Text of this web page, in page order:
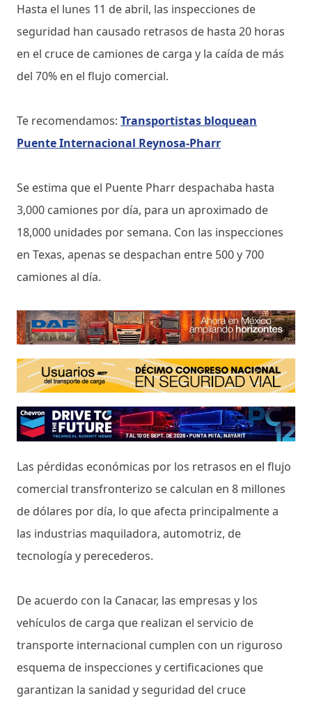
Hasta el lunes 11 de abril, las inspecciones de
seguridad han causado retrasos de hasta 20 horas
en el cruce de camiones de carga y la caída de más
del 70% en el flujo comercial.
Te recomendamos: Transportistas bloquean
Puente Internacional Reynosa-Pharr
Se estima que el Puente Pharr despachaba hasta
3,000 camiones por día, para un aproximado de
18,000 unidades por semana. Con las inspecciones
en Texas, apenas se despachan entre 500 y 700
camiones al día.
Las pérdidas económicas por los retrasos en el flujo
comercial transfronterizo se calculan en 8 millones
de dólares por día, lo que afecta principalmente a
las industrias maquiladora, automotriz, de
tecnología y perecederos.
De acuerdo con la Canacar, las empresas y los
vehículos de carga que realizan el servicio de
transporte internacional cumplen con un riguroso
esquema de inspecciones y certificaciones que
garantizan la sanidad y seguridad del cruce